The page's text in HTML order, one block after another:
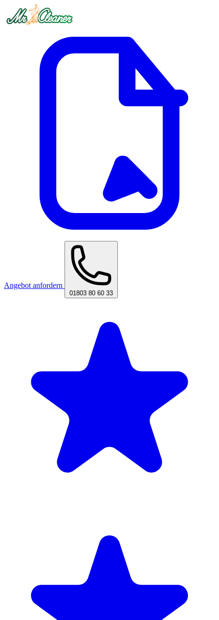
Angebot anfordern
01803 80 60 33